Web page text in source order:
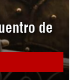
de